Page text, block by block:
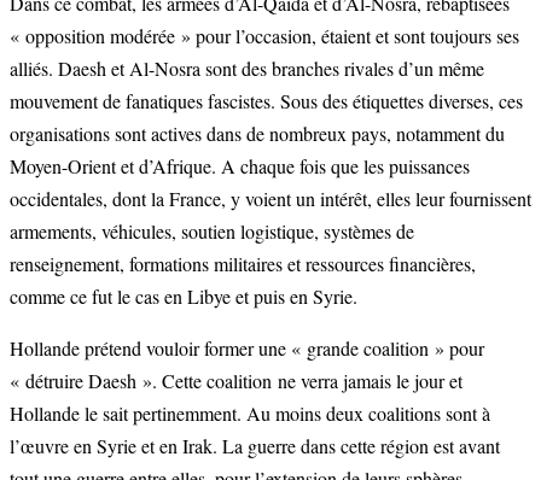
« opposition modérée » pour l’occasion, étaient et sont toujours ses
alliés. Daesh et Al-Nosra sont des branches rivales d’un même
mouvement de fanatiques fascistes. Sous des étiquettes diverses, ces
organisations sont actives dans de nombreux pays, notamment du
Moyen-Orient et d’Afrique. A chaque fois que les puissances
occidentales, dont la France, y voient un intérêt, elles leur fournissent
armements, véhicules, soutien logistique, systèmes de
renseignement, formations militaires et ressources financières,
comme ce fut le cas en Libye et puis en Syrie.
Hollande prétend vouloir former une « grande coalition » pour
« détruire Daesh ». Cette coalition ne verra jamais le jour et
Hollande le sait pertinemment. Au moins deux coalitions sont à
l’œuvre en Syrie et en Irak. La guerre dans cette région est avant